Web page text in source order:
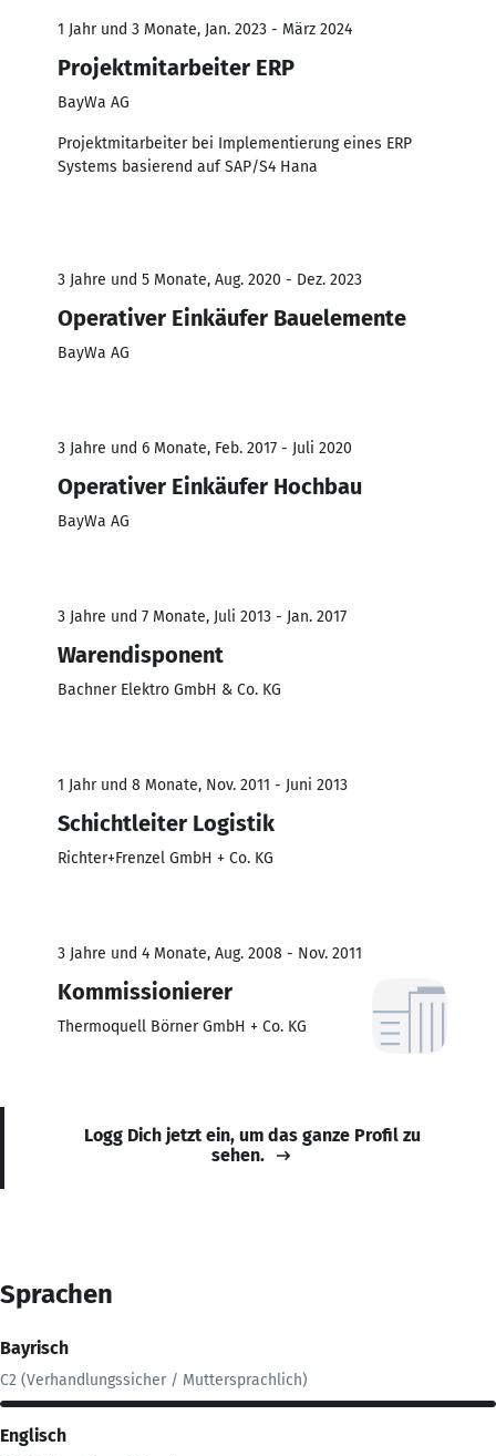
1 Jahr und 3 Monate, Jan. 2023 - März 2024
Projektmitarbeiter ERP
BayWa AG
Projektmitarbeiter bei Implementierung eines ERP
Systems basierend auf SAP/S4 Hana
3 Jahre und 5 Monate, Aug. 2020 - Dez. 2023
Operativer Einkäufer Bauelemente
BayWa AG
3 Jahre und 6 Monate, Feb. 2017 - Juli 2020
Operativer Einkäufer Hochbau
BayWa AG
3 Jahre und 7 Monate, Juli 2013 - Jan. 2017
Warendisponent
Bachner Elektro GmbH & Co. KG
1 Jahr und 8 Monate, Nov. 2011 - Juni 2013
Schichtleiter Logistik
Richter+Frenzel GmbH + Co. KG
3 Jahre und 4 Monate, Aug. 2008 - Nov. 2011
Kommissionierer
Thermoquell Börner GmbH + Co. KG
Logg Dich jetzt ein, um das ganze Profil zu
sehen.
Sprachen
Bayrisch
C2 (Verhandlungssicher / Muttersprachlich)
Englisch